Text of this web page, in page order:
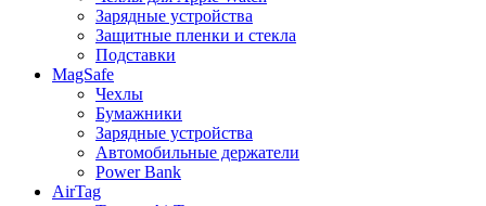
Зарядные устройства
Защитные пленки и стекла
Подставки
MagSafe
Чехлы
Бумажники
Зарядные устройства
Автомобильные держатели
Power Bank
AirTag